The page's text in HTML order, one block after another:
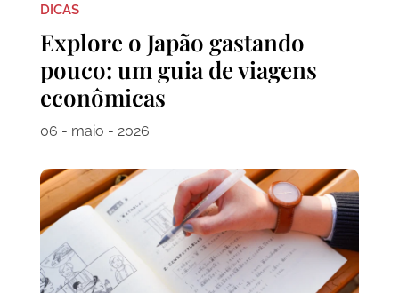
DICAS
Explore o Japão gastando
pouco: um guia de viagens
econômicas
06 - maio - 2026